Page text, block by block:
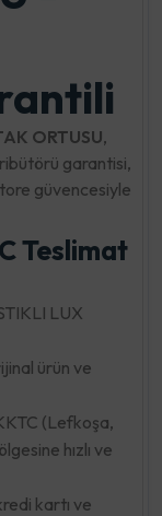
ORTUSU,
garantisi,
güvencesiyle
Teslimat
LUX
ürün ve
(Lefkoşa,
hızlı ve
kartı ve